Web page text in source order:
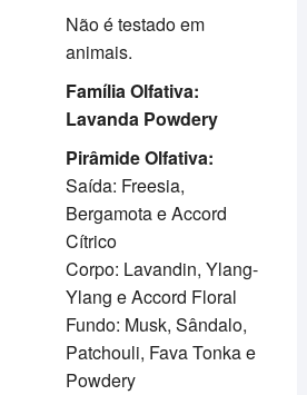
Não é testado em
animais.
Família Olfativa:
Lavanda Powdery
Pirâmide Olfativa:
Saída: Freesia,
Bergamota e Accord
Cítrico
Corpo: Lavandin, Ylang-
Ylang e Accord Floral
Fundo: Musk, Sândalo,
Patchouli, Fava Tonka e
Powdery